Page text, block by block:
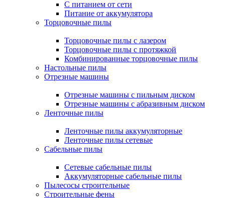
С питанием от сети
Питание от аккумулятора
Торцовочные пилы
Торцовочные пилы с лазером
Торцовочные пилы с протяжкой
Комбинированные торцовочные пилы
Настольные пилы
Отрезные машины
Отрезные машины с пильным диском
Отрезные машины с абразивным диском
Ленточные пилы
Ленточные пилы аккумуляторные
Ленточные пилы сетевые
Сабельные пилы
Сетевые сабельные пилы
Аккумуляторные сабельные пилы
Пылесосы строительные
Строительные фены